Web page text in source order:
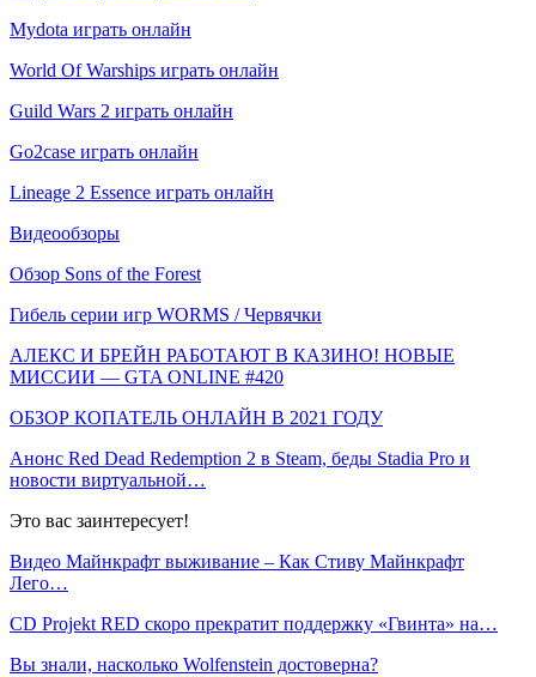
Mydota играть онлайн
World Of Warships играть онлайн
Guild Wars 2 играть онлайн
Go2case играть онлайн
Lineage 2 Essence играть онлайн
Видеообзоры
Обзор Sons of the Forest
Гибель серии игр WORMS / Червячки
АЛЕКС И БРЕЙН РАБОТАЮТ В КАЗИНО! НОВЫЕ
МИССИИ — GTA ONLINE #420
ОБЗОР КОПАТЕЛЬ ОНЛАЙН В 2021 ГОДУ
Анонс Red Dead Redemption 2 в Steam, беды Stadia Pro и
новости виртуальной…
Это вас заинтересует!
Видео Майнкрафт выживание – Как Стиву Майнкрафт
Лего…
CD Projekt RED скоро прекратит поддержку «Гвинта» на…
Вы знали, насколько Wolfenstein достоверна?